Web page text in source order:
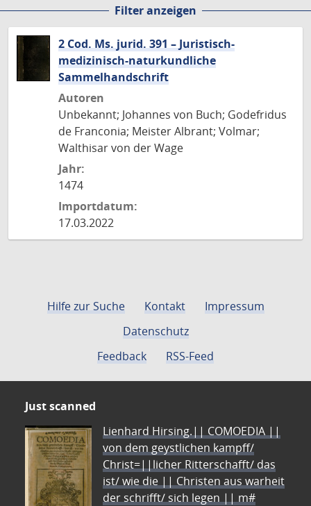
Filter anzeigen
2 Cod. Ms. jurid. 391 – Juristisch-
medizinisch-naturkundliche
Sammelhandschrift
Autoren
Unbekannt; Johannes von Buch; Godefridus
de Franconia; Meister Albrant; Volmar;
Walthisar von der Wage
Jahr:
1474
Importdatum:
17.03.2022
Hilfe zur Suche Kontakt
Impressum
Datenschutz
Feedback
RSS-Feed
Just scanned
Lienhard Hirsing.|| COMOEDIA ||
von dem geystlichen kampff/
Christ=||licher Ritterschafft/ das
ist/ wie die || Christen aus warheit
der schrifft/ sich legen || m#